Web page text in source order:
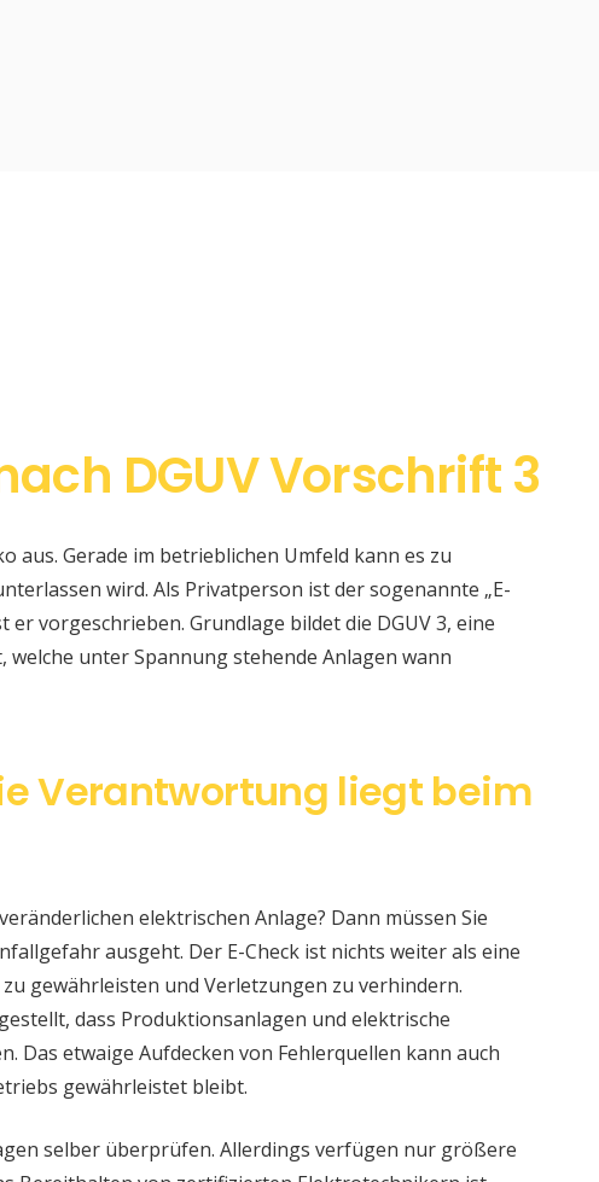
DGUV Vorschrift 3
aus. Gerade im betrieblichen Umfeld kann es zu
wird. Als Privatperson ist der sogenannte „E-
er vorgeschrieben. Grundlage bildet die DGUV 3, eine
unter Spannung stehende Anlagen wann
Verantwortung liegt beim
elektrischen Anlage? Dann müssen Sie
ausgeht. Der E-Check ist nichts weiter als eine
gewährleisten und Verletzungen zu verhindern.
dass Produktionsanlagen und elektrische
etwaige Aufdecken von Fehlerquellen kann auch
gewährleistet bleibt.
selber überprüfen. Allerdings verfügen nur größere